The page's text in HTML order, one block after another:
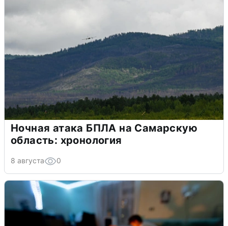
Ночная атака БПЛА на Самарскую
область: хронология
8 августа 0